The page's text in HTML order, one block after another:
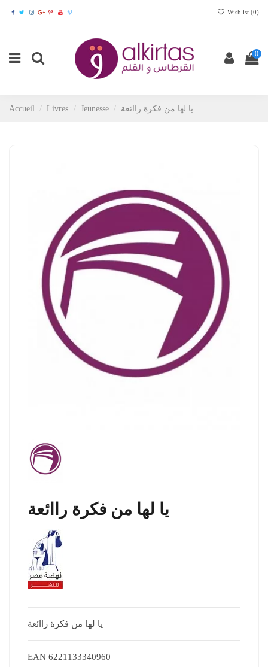
Wishlist (0)
0
Accueil Livres Jeunesse يا لها من فكرة راائعة
يا لها من فكرة راائعة
يا لها من فكرة راائعة
EAN 6221133340960